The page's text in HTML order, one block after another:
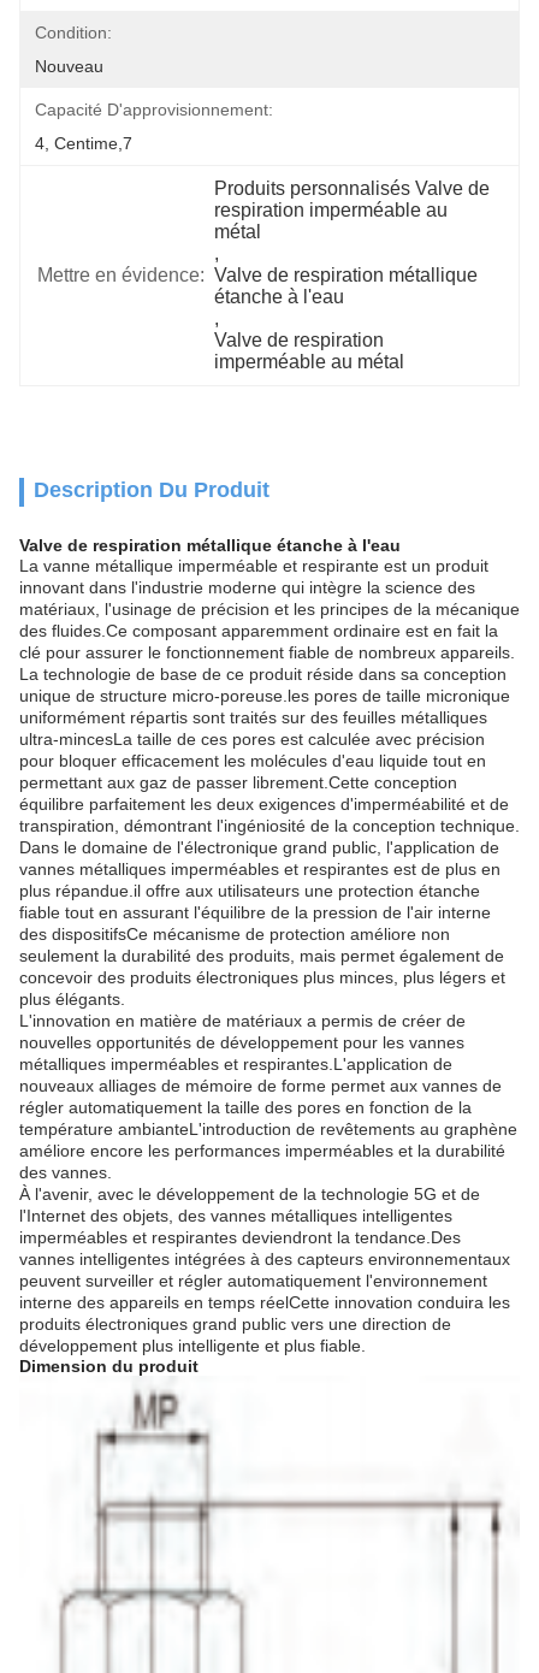
Condition:
Nouveau
Capacité D'approvisionnement:
4, Centime,7
Mettre en évidence:
Produits personnalisés Valve de
respiration imperméable au
métal
,
Valve de respiration métallique
étanche à l'eau
,
Valve de respiration
imperméable au métal
Description Du Produit
Valve de respiration métallique étanche à l'eau
La vanne métallique imperméable et respirante est un produit
innovant dans l'industrie moderne qui intègre la science des
matériaux, l'usinage de précision et les principes de la mécanique
des fluides.Ce composant apparemment ordinaire est en fait la
clé pour assurer le fonctionnement fiable de nombreux appareils.
La technologie de base de ce produit réside dans sa conception
unique de structure micro-poreuse.les pores de taille micronique
uniformément répartis sont traités sur des feuilles métalliques
ultra-mincesLa taille de ces pores est calculée avec précision
pour bloquer efficacement les molécules d'eau liquide tout en
permettant aux gaz de passer librement.Cette conception
équilibre parfaitement les deux exigences d'imperméabilité et de
transpiration, démontrant l'ingéniosité de la conception technique.
Dans le domaine de l'électronique grand public, l'application de
vannes métalliques imperméables et respirantes est de plus en
plus répandue.il offre aux utilisateurs une protection étanche
fiable tout en assurant l'équilibre de la pression de l'air interne
des dispositifsCe mécanisme de protection améliore non
seulement la durabilité des produits, mais permet également de
concevoir des produits électroniques plus minces, plus légers et
plus élégants.
L'innovation en matière de matériaux a permis de créer de
nouvelles opportunités de développement pour les vannes
métalliques imperméables et respirantes.L'application de
nouveaux alliages de mémoire de forme permet aux vannes de
régler automatiquement la taille des pores en fonction de la
température ambianteL'introduction de revêtements au graphène
améliore encore les performances imperméables et la durabilité
des vannes.
À l'avenir, avec le développement de la technologie 5G et de
l'Internet des objets, des vannes métalliques intelligentes
imperméables et respirantes deviendront la tendance.Des
vannes intelligentes intégrées à des capteurs environnementaux
peuvent surveiller et régler automatiquement l'environnement
interne des appareils en temps réelCette innovation conduira les
produits électroniques grand public vers une direction de
développement plus intelligente et plus fiable.
Dimension du produit